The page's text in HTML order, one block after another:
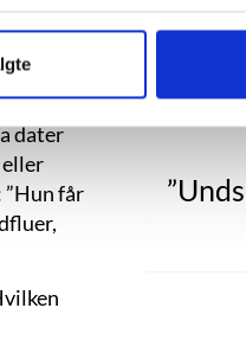
jeg jo
er
dater
eller
får